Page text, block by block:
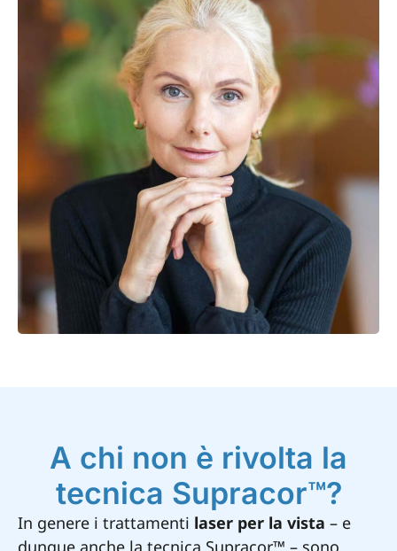
A chi non è rivolta la
tecnica Supracor™?
In genere i trattamenti laser per la vista – e
dunque anche la tecnica Supracor™ – sono